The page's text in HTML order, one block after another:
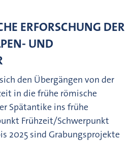
ERFORSCHUNG DER
UND
den Übergängen von der
in die frühe römische
Spätantike ins frühe
Frühzeit/Schwerpunkt
2025 sind Grabungsprojekte